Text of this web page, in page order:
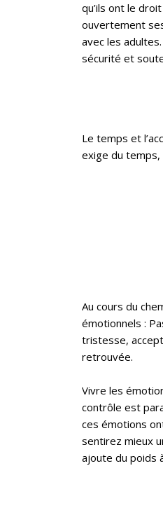
qu’ils ont le
ouvertement
avec les
sécurité et
Le temps et
exige du
Au cours du
émotionnels :
tristesse,
retrouvée.
Vivre les
contrôle est
ces émotions
sentirez mieux
ajoute du poids